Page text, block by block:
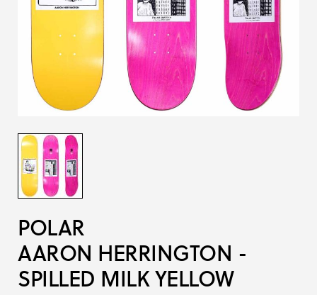
POLAR
AARON HERRINGTON -
SPILLED MILK YELLOW